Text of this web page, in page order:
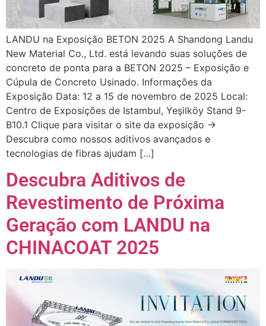
LANDU na Exposição BETON 2025 A Shandong Landu
New Material Co., Ltd. está levando suas soluções de
concreto de ponta para a BETON 2025 – Exposição e
Cúpula de Concreto Usinado. Informações da
Exposição Data: 12 a 15 de novembro de 2025 Local:
Centro de Exposições de Istambul, Yeşilköy Stand 9-
B10.1 Clique para visitar o site da exposição →
Descubra como nossos aditivos avançados e
tecnologias de fibras ajudam […]
Descubra Aditivos de
Revestimento de Próxima
Geração com LANDU na
CHINACOAT 2025